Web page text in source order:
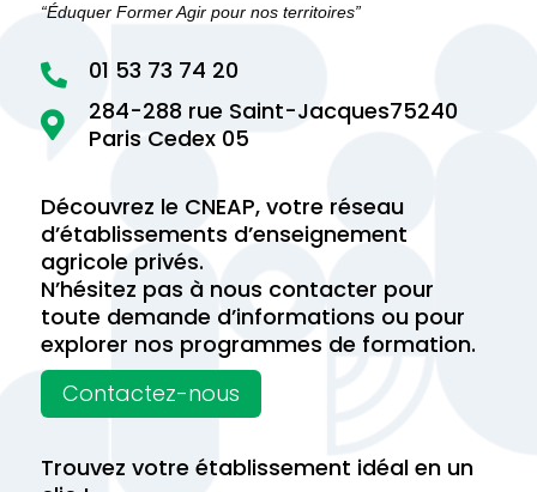
“Éduquer Former Agir pour nos territoires”


284-288 rue Saint-Jacques75240
Paris Cedex 05
01 53 73 74 20
Découvrez le CNEAP, votre réseau
d’établissements d’enseignement
agricole privés.
N’hésitez pas à nous contacter pour
toute demande d’informations ou pour
explorer nos programmes de formation.
Contactez-nous
Trouvez votre établissement idéal en un